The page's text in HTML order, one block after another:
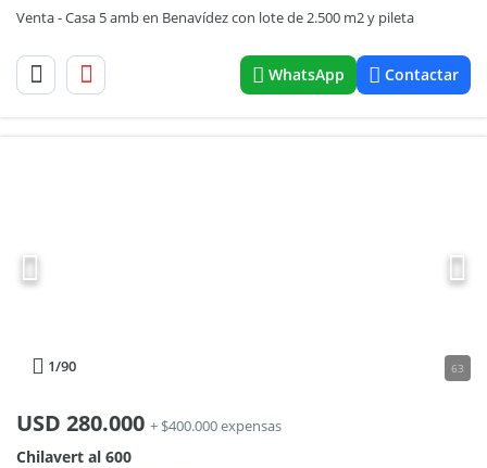
Venta - Casa 5 amb en Benavídez con lote de 2.500 m2 y pileta
WhatsApp Contactar
1/90 63
USD 280.000 + $400.000 expensas
Chilavert al 600